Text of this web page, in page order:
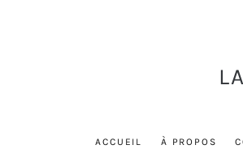
ACCUEIL À PROPOS